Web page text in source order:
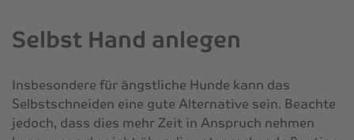
Selbst Hand anlegen
Insbesondere für ängstliche Hunde kann das
Selbstschneiden eine gute Alternative sein. Beachte
jedoch, dass dies mehr Zeit in Anspruch nehmen